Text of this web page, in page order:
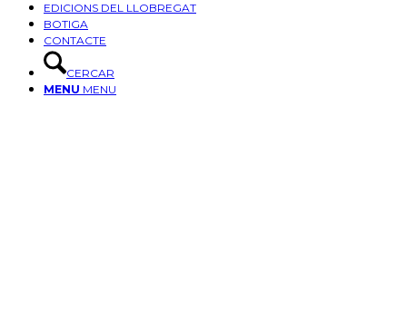
EDICIONS DEL LLOBREGAT
BOTIGA
CONTACTE
CERCAR
MENU MENU